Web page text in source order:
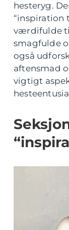
hesteryg.
“inspiration
værdifulde
smagfulde
også
aftensmad
vigtigt